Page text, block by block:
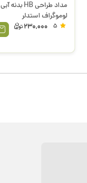
مداد طراحی HB بدنه آبی
لوموگراف استدلر
230,000